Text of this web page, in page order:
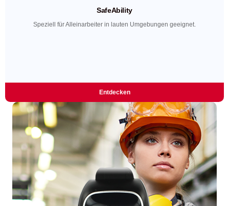
SafeAbility
Speziell für Alleinarbeiter in lauten Umgebungen geeignet.
Entdecken